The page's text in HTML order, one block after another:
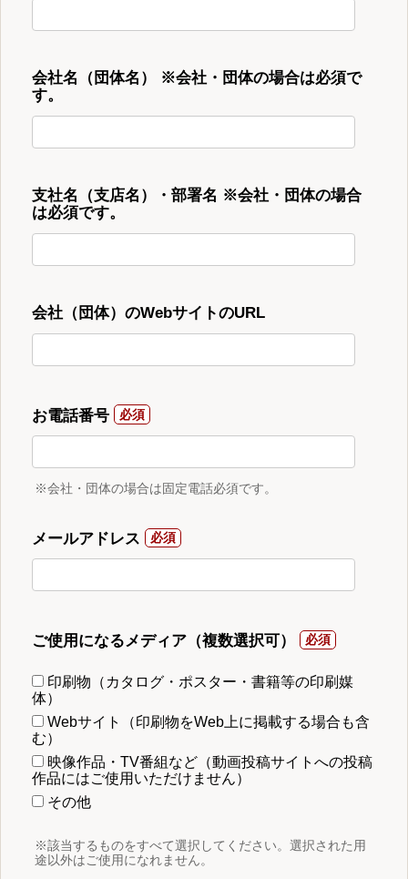
会社名（団体名） ※会社・団体の場合は必須で
す。
支社名（支店名）・部署名 ※会社・団体の場合
は必須です。
会社（団体）のWebサイトのURL
お電話番号
※会社・団体の場合は固定電話必須です。
メールアドレス
ご使用になるメディア（複数選択可）
印刷物（カタログ・ポスター・書籍等の印刷媒
体）
Webサイト（印刷物をWeb上に掲載する場合も含
む）
映像作品・TV番組など（動画投稿サイトへの投稿
作品にはご使用いただけません）
その他
※該当するものをすべて選択してください。選択された用
途以外はご使用になれません。